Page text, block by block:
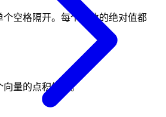
,b_n
个空格隔开。每个整数的绝对值都
量的点积结果。